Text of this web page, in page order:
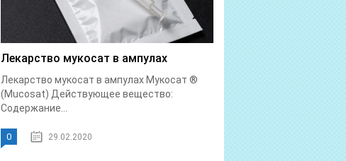
Лекарство мукосат в ампулах
Лекарство мукосат в ампулах Мукосат ®
(Mucosat) Действующее вещество:
Содержание...
0 29.02.2020